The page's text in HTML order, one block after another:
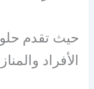
حيث تقدم
الأفراد